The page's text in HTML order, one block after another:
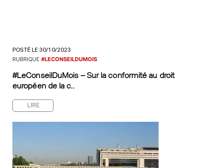
POSTÉ LE 30/10/2023
RUBRIQUE #LECONSEILDUMOIS
#LeConseilDuMois – Sur la conformité au droit
européen de la c..
LIRE